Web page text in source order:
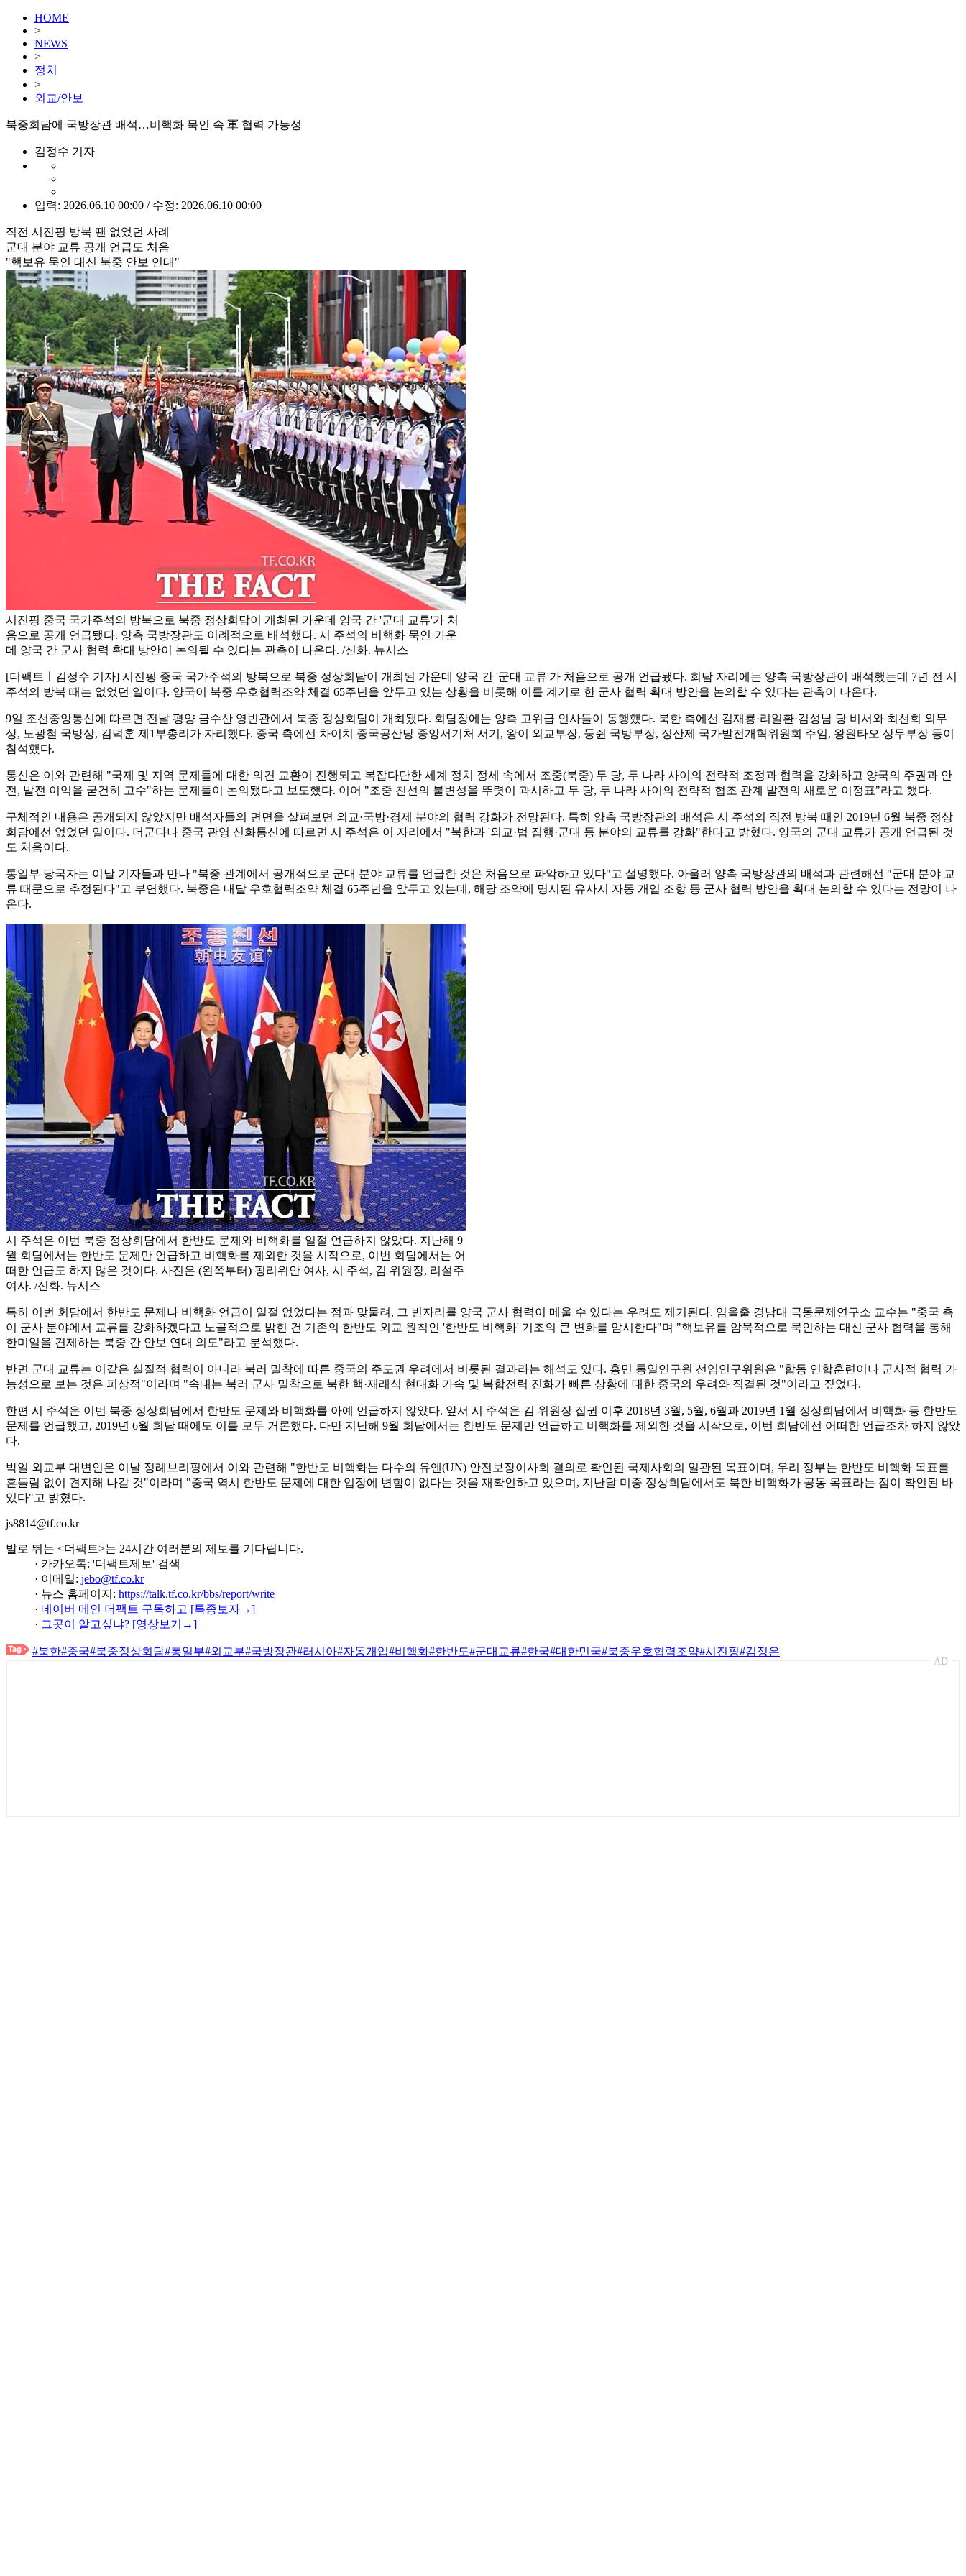
HOME
>
NEWS
>
정치
>
외교/안보
북중회담에 국방장관 배석…비핵화 묵인 속 軍 협력 가능성
김정수 기자
입력: 2026.06.10 00:00 / 수정: 2026.06.10 00:00
직전 시진핑 방북 땐 없었던 사례
군대 분야 교류 공개 언급도 처음
"핵보유 묵인 대신 북중 안보 연대"
시진핑 중국 국가주석의 방북으로 북중 정상회담이 개최된 가운데 양국 간 '군대 교류'가 처
음으로 공개 언급됐다. 양측 국방장관도 이례적으로 배석했다. 시 주석의 비핵화 묵인 가운
데 양국 간 군사 협력 확대 방안이 논의될 수 있다는 관측이 나온다. /신화. 뉴시스
[더팩트ㅣ김정수 기자] 시진핑 중국 국가주석의 방북으로 북중 정상회담이 개최된 가운데 양국 간 '군대 교류'가 처음으로 공개 언급됐다. 회담 자리에는 양측 국방장관이 배석했는데 7년 전 시
주석의 방북 때는 없었던 일이다. 양국이 북중 우호협력조약 체결 65주년을 앞두고 있는 상황을 비롯해 이를 계기로 한 군사 협력 확대 방안을 논의할 수 있다는 관측이 나온다.
9일 조선중앙통신에 따르면 전날 평양 금수산 영빈관에서 북중 정상회담이 개최됐다. 회담장에는 양측 고위급 인사들이 동행했다. 북한 측에선 김재룡·리일환·김성남 당 비서와 최선희 외무
상, 노광철 국방상, 김덕훈 제1부총리가 자리했다. 중국 측에선 차이치 중국공산당 중앙서기처 서기, 왕이 외교부장, 둥쥔 국방부장, 정산제 국가발전개혁위원회 주임, 왕원타오 상무부장 등이
참석했다.
통신은 이와 관련해 "국제 및 지역 문제들에 대한 의견 교환이 진행되고 복잡다단한 세계 정치 정세 속에서 조중(북중) 두 당, 두 나라 사이의 전략적 조정과 협력을 강화하고 양국의 주권과 안
전, 발전 이익을 굳건히 고수"하는 문제들이 논의됐다고 보도했다. 이어 "조중 친선의 불변성을 뚜렷이 과시하고 두 당, 두 나라 사이의 전략적 협조 관계 발전의 새로운 이정표"라고 했다.
구체적인 내용은 공개되지 않았지만 배석자들의 면면을 살펴보면 외교·국방·경제 분야의 협력 강화가 전망된다. 특히 양측 국방장관의 배석은 시 주석의 직전 방북 때인 2019년 6월 북중 정상
회담에선 없었던 일이다. 더군다나 중국 관영 신화통신에 따르면 시 주석은 이 자리에서 "북한과 '외교·법 집행·군대 등 분야의 교류를 강화"한다고 밝혔다. 양국의 군대 교류가 공개 언급된 것
도 처음이다.
통일부 당국자는 이날 기자들과 만나 "북중 관계에서 공개적으로 군대 분야 교류를 언급한 것은 처음으로 파악하고 있다"고 설명했다. 아울러 양측 국방장관의 배석과 관련해선 "군대 분야 교
류 때문으로 추정된다"고 부연했다. 북중은 내달 우호협력조약 체결 65주년을 앞두고 있는데, 해당 조약에 명시된 유사시 자동 개입 조항 등 군사 협력 방안을 확대 논의할 수 있다는 전망이 나
온다.
시 주석은 이번 북중 정상회담에서 한반도 문제와 비핵화를 일절 언급하지 않았다. 지난해 9
월 회담에서는 한반도 문제만 언급하고 비핵화를 제외한 것을 시작으로, 이번 회담에서는 어
떠한 언급도 하지 않은 것이다. 사진은 (왼쪽부터) 펑리위안 여사, 시 주석, 김 위원장, 리설주
여사. /신화. 뉴시스
특히 이번 회담에서 한반도 문제나 비핵화 언급이 일절 없었다는 점과 맞물려, 그 빈자리를 양국 군사 협력이 메울 수 있다는 우려도 제기된다. 임을출 경남대 극동문제연구소 교수는 "중국 측
이 군사 분야에서 교류를 강화하겠다고 노골적으로 밝힌 건 기존의 한반도 외교 원칙인 '한반도 비핵화' 기조의 큰 변화를 암시한다"며 "핵보유를 암묵적으로 묵인하는 대신 군사 협력을 통해
한미일을 견제하는 북중 간 안보 연대 의도"라고 분석했다.
반면 군대 교류는 이같은 실질적 협력이 아니라 북러 밀착에 따른 중국의 주도권 우려에서 비롯된 결과라는 해석도 있다. 홍민 통일연구원 선임연구위원은 "합동 연합훈련이나 군사적 협력 가
능성으로 보는 것은 피상적"이라며 "속내는 북러 군사 밀착으로 북한 핵·재래식 현대화 가속 및 복합전력 진화가 빠른 상황에 대한 중국의 우려와 직결된 것"이라고 짚었다.
한편 시 주석은 이번 북중 정상회담에서 한반도 문제와 비핵화를 아예 언급하지 않았다. 앞서 시 주석은 김 위원장 집권 이후 2018년 3월, 5월, 6월과 2019년 1월 정상회담에서 비핵화 등 한반도
문제를 언급했고, 2019년 6월 회담 때에도 이를 모두 거론했다. 다만 지난해 9월 회담에서는 한반도 문제만 언급하고 비핵화를 제외한 것을 시작으로, 이번 회담에선 어떠한 언급조차 하지 않았
다.
박일 외교부 대변인은 이날 정례브리핑에서 이와 관련해 "한반도 비핵화는 다수의 유엔(UN) 안전보장이사회 결의로 확인된 국제사회의 일관된 목표이며, 우리 정부는 한반도 비핵화 목표를
흔들림 없이 견지해 나갈 것"이라며 "중국 역시 한반도 문제에 대한 입장에 변함이 없다는 것을 재확인하고 있으며, 지난달 미중 정상회담에서도 북한 비핵화가 공동 목표라는 점이 확인된 바
있다"고 밝혔다.
js8814@tf.co.kr
발로 뛰는 <더팩트>는 24시간 여러분의 제보를 기다립니다.
· 카카오톡: '더팩트제보' 검색
· 이메일: jebo@tf.co.kr
· 뉴스 홈페이지: https://talk.tf.co.kr/bbs/report/write
· 네이버 메인 더팩트 구독하고 [특종보자→]
· 그곳이 알고싶냐? [영상보기→]
#북한#중국#북중정상회담#통일부#외교부#국방장관#러시아#자동개입#비핵화#한반도#군대교류#한국#대한민국#북중우호협력조약#시진핑#김정은
AD